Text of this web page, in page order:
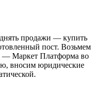
продажи — купить
пост. Возьмем
— Маркет Платформа во
вносим юридические